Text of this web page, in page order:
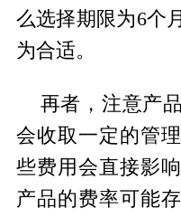
么选择期限为6个
为合适。
再者，注意产
会收取一定的管
些费用会直接影
产品的费率可能